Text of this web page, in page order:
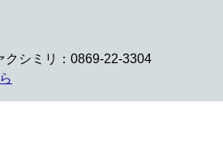
クシミリ：0869-22-3304